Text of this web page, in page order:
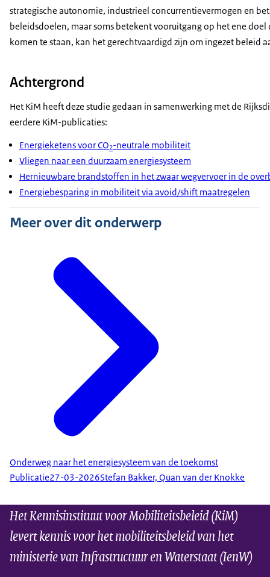
strategische autonomie, industrieel concurrentievermogen en
beleidsdoelen, maar soms betekent vooruitgang op het ene
komen te staan, kan het gerechtvaardigd zijn om ingezet beleid
Achtergrond
Het KiM heeft deze studie gedaan in samenwerking met de
eerdere KiM-publicaties:
Energieketens voor CO2-neutrale mobiliteit
Vliegen naar een duurzaam energiesysteem
Hernieuwbare brandstoffen in het zwaar wegvervoer in de
Energiebesparing in mobiliteit via avoid/shift maatregelen
Meer over dit onderwerp
Onderweg naar het energiesysteem van de toekomst
Publicatie27-03-2026Stefan Bakker, Quan van der Knokke
Het Kennisinstituut voor Mobiliteitsbeleid (KiM)
levert kennis voor het mobiliteitsbeleid van het
ministerie van Infrastructuur en Waterstaat (IenW)